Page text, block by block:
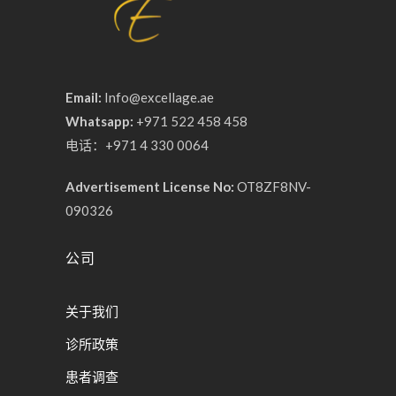
Email: Info@excellage.ae
Whatsapp: +971 522 458 458
电话：+971 4 330 0064
Advertisement License No: OT8ZF8NV-
090326
公司
关于我们
诊所政策
患者调查